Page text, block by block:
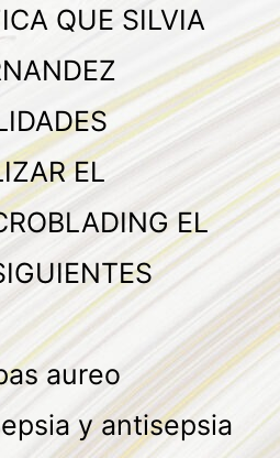
QUE SILVIA
EL
EL
aureo
y antisepsia